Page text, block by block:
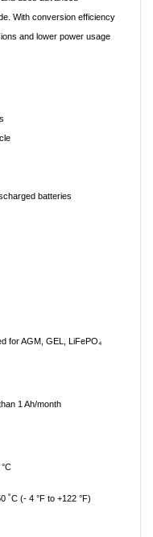
With conversion efficiency
and lower power usage
batteries
for AGM, GEL, LiFePO₄
1 Ah/month
˚C (- 4 °F to +122 °F)